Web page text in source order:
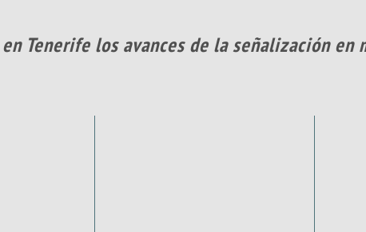
Tenerife los avances de la señalización en